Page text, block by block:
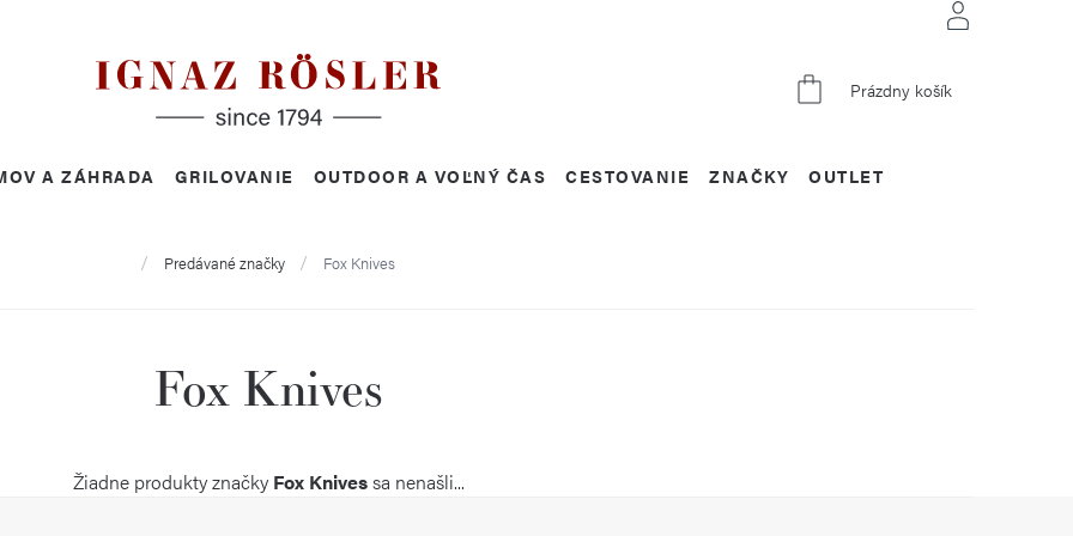
NÁKUPNÝ
Prázdny košík
A ZÁHRADA GRILOVANIE OUTDOOR A VOĽNÝ ČAS CESTOVANIE OUTLET
ZNAČKY
DomovPredávané značky Fox Knives
Fox Knives
Žiadne produkty značky Fox Knivessa nenašli...